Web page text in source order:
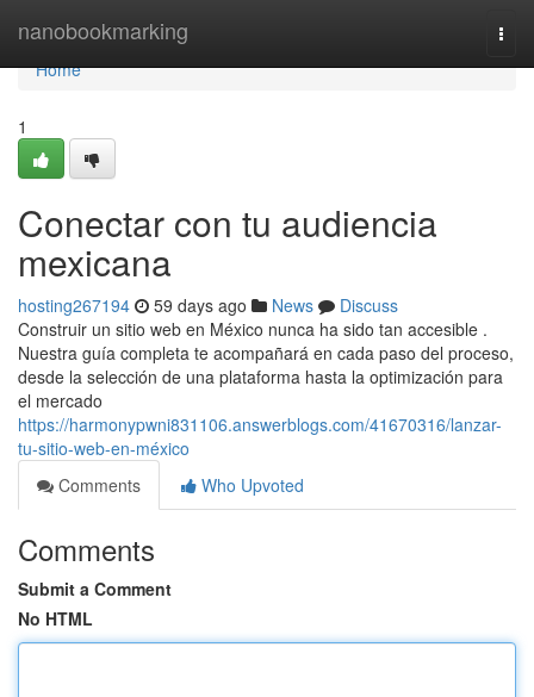
nanobookmarking
Home
Home
1
Conectar con tu audiencia
mexicana
hosting267194 59 days ago News
Discuss
Construir un sitio web en México nunca ha sido tan accesible .
Nuestra guía completa te acompañará en cada paso del proceso,
desde la selección de una plataforma hasta la optimización para
el mercado
https://harmonypwni831106.answerblogs.com/41670316/lanzar-
tu-sitio-web-en-méxico
Comments
Who Upvoted
Comments
Submit a Comment
No HTML